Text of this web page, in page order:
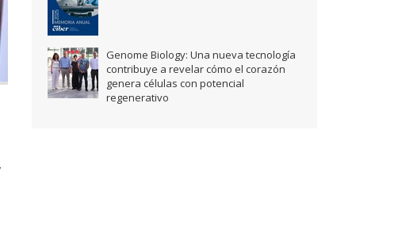
Genome Biology: Una nueva tecnología
contribuye a revelar cómo el corazón
genera células con potencial
regenerativo